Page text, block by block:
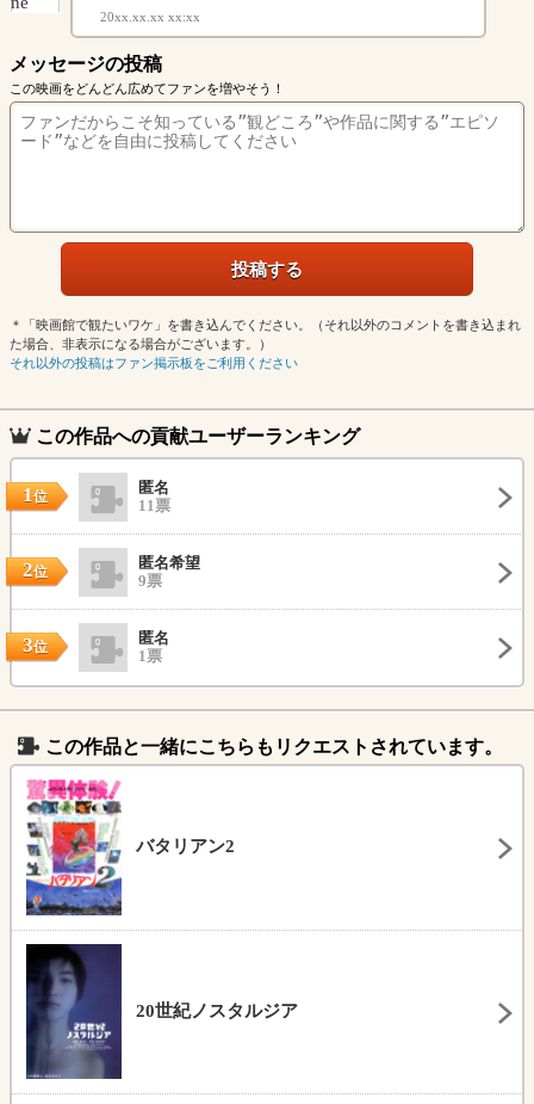
20xx.xx.xx xx:xx
メッセージの投稿
この映画をどんどん広めてファンを増やそう！
＊「映画館で観たいワケ」を書き込んでください。（それ以外のコメントを書き込まれ
た場合、非表示になる場合がございます。）
それ以外の投稿はファン掲示板をご利用ください
この作品への貢献ユーザーランキング
1位
匿名
11票
2位
匿名希望
9票
3位
匿名
1票
この作品と一緒にこちらもリクエストされています。
バタリアン2
20世紀ノスタルジア